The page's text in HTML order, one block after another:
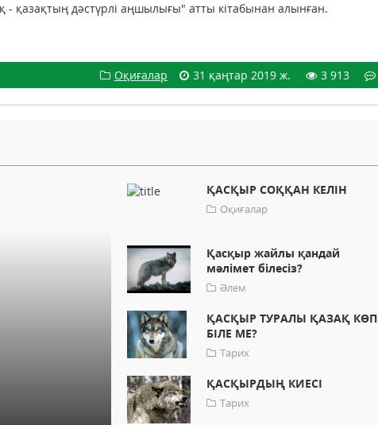
дәстүрлі аңшылығы" атты кітабынан алынған.
Оқиғалар
31 қаңтар 2019 ж. 3 913
ҚАСҚЫР СОҚҚАН КЕЛІН
Оқиғалар
Қасқыр жайлы қандай
мәлімет білесіз?
Әлем
ҚАСҚЫР ТУРАЛЫ ҚАЗАҚ КӨП
БІЛЕ МЕ?
Тарих
ҚАСҚЫРДЫҢ КИЕСІ
Тарих